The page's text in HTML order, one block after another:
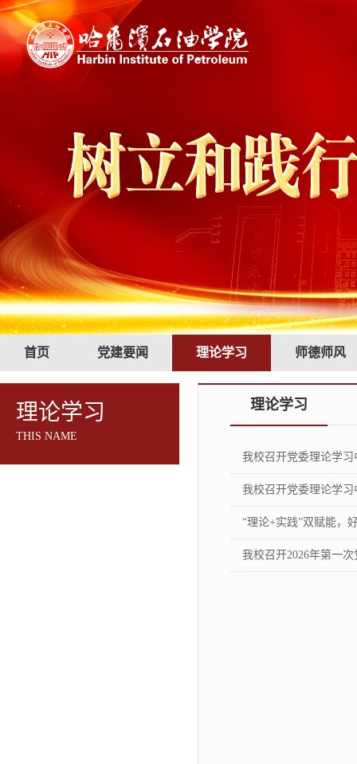
首页 党建要闻 理论学习 师德师风
理论学习
THIS NAME
理论学习
我校召开党委理论学
我校召开党委理论学
“理论+实践”双赋能，
我校召开2026年第一